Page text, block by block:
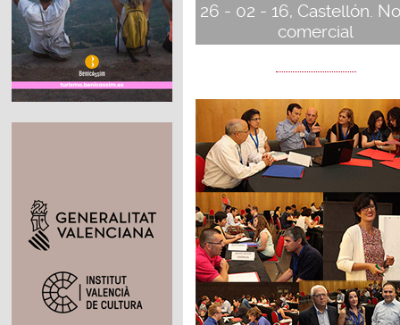
26 - 02 - 16, Castellón.
comercial